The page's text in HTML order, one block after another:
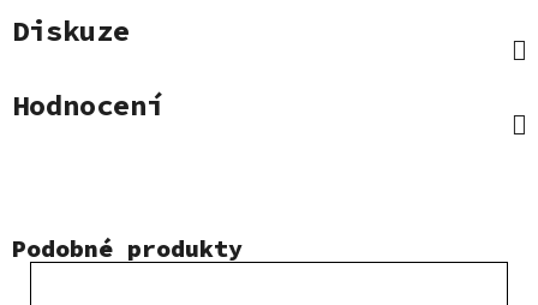
Diskuze
Hodnocení
Podobné produkty